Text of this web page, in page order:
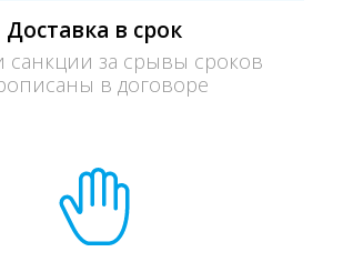
Доставка в срок
санкции за срывы сроков
в договоре